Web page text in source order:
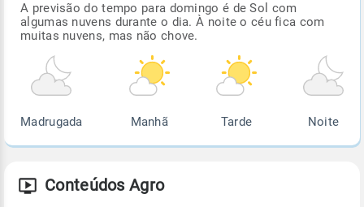
A previsão do tempo para domingo é de Sol com
algumas nuvens durante o dia. À noite o céu fica com
muitas nuvens, mas não chove.
Madrugada Manhã Tarde Noite
Conteúdos Agro